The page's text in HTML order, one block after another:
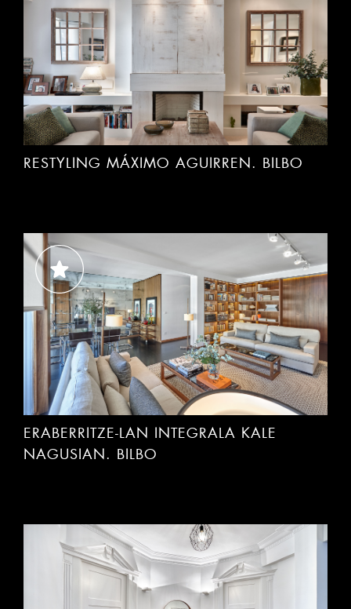
RESTYLING MÁXIMO AGUIRREN. BILBO
ERABERRITZE-LAN INTEGRALA KALE
NAGUSIAN. BILBO